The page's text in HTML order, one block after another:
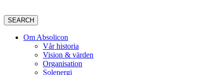
SEARCH
Om Absolicon
Vår historia
Vision & värden
Organisation
Solenergi